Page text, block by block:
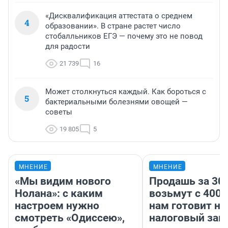
4
«Дисквалификация аттестата о среднем
образовании». В стране растет число
стобалльников ЕГЭ — почему это не повод
для радости
21 739 16
5
Может столкнуться каждый. Как бороться с
бактериальными болезнями овощей —
советы
19 805 5
МНЕНИЕ
«Мы видим нового
Нолана»: с каким
настроем нужно
смотреть «Одиссею»,
МНЕНИЕ
Продашь за
возьмут с
нам готовит
налоговый